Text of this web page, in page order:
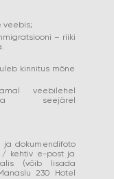
veebis;
– riiki
kinnitus mõne
veebilehel
seejärel
ja dokumendifoto
/ kehtiv e-post ja
(võib lisada
230 Hotel